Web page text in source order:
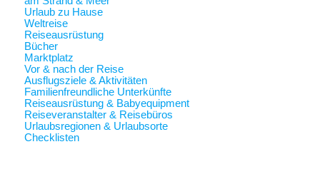
Urlaub zu Hause
Weltreise
Reiseausrüstung
Bücher
Marktplatz
Vor & nach der Reise
Ausflugsziele & Aktivitäten
Familienfreundliche Unterkünfte
Reiseausrüstung & Babyequipment
Reiseveranstalter & Reisebüros
Urlaubsregionen & Urlaubsorte
Checklisten